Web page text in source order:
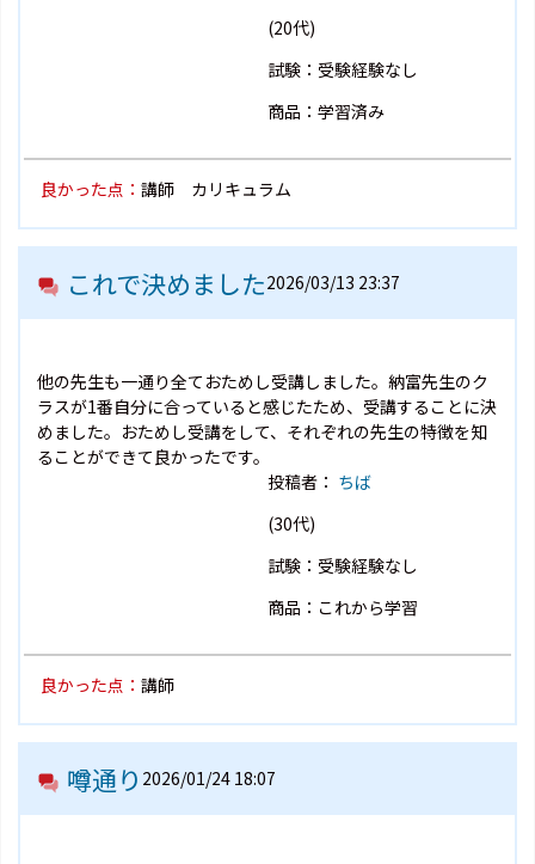
(20代)
試験：受験経験なし
商品：学習済み
良かった点： 講師 カリキュラム
これで決めました2026/03/13 23:37
他の先生も一通り全ておためし受講しました。納富先生のク
ラスが1番自分に合っていると感じたため、受講することに決
めました。おためし受講をして、それぞれの先生の特徴を知
ることができて良かったです。
投稿者： ちば
(30代)
試験：受験経験なし
商品：これから学習
良かった点： 講師
噂通り 2026/01/24 18:07